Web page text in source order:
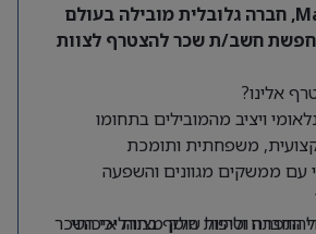
קבוצת Manpower, חברה גלובלית מובילה בעולם
חשב/ת שכר להצטרף לצוות
אלינו?
ויציב מהמובילים בתחומו
משפחתית ותומכת
ממשקים מגוונים והשפעה
ולהיות חלק מצוות איכותי
החברה וטיפול שוטף בתהליכי השכר